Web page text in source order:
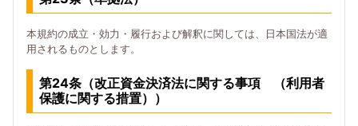
本規約の成立・効力・履行および解釈に関しては、日本国法が適
用されるものとします。
第24条（改正資金決済法に関する事項 （利用者
保護に関する措置））